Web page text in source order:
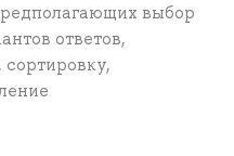
выбор
ответов,
сортировку,